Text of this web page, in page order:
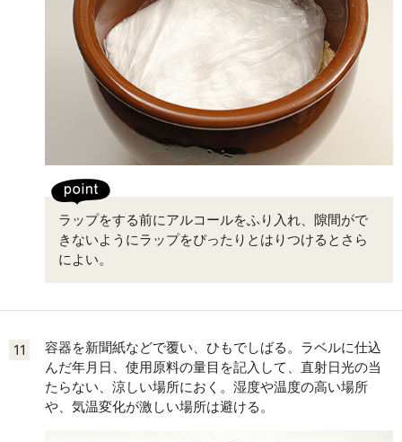
ラップをする前にアルコールをふり入れ、隙間がで
きないようにラップをぴったりとはりつけるとさら
によい。
11
容器を新聞紙などで覆い、ひもでしばる。ラベルに仕込
んだ年月日、使用原料の量目を記入して、直射日光の当
たらない、涼しい場所におく。湿度や温度の高い場所
や、気温変化が激しい場所は避ける。